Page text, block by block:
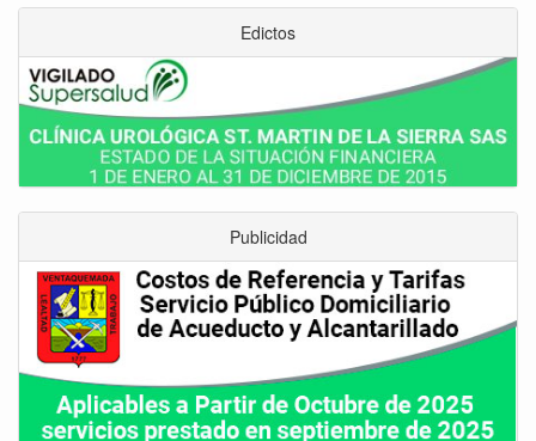
Edictos
Publicidad